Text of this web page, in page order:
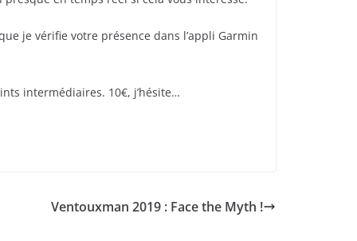
je vérifie votre présence dans l’appli Garmin
intermédiaires. 10€, j’hésite…
Ventouxman 2019 : Face the Myth !